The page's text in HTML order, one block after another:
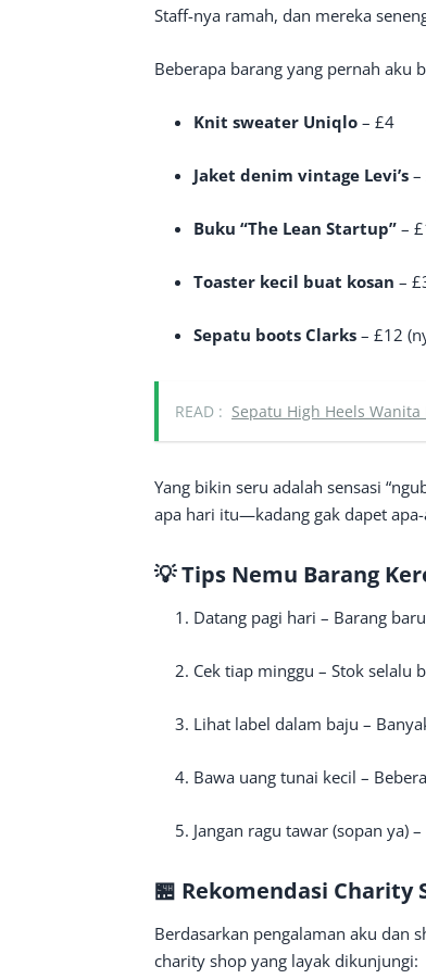
Staff-nya ramah, dan mereka
Beberapa barang yang pernah aku
Knit sweater Uniqlo – £4
Jaket denim vintage Levi’s –
Buku “The Lean Startup” –
Toaster kecil buat kosan –
Sepatu boots Clarks – £12
READ : Sepatu High Heels
Yang bikin seru adalah sensasi
apa hari itu—kadang gak dapet
💡 Tips Nemu Barang
Datang pagi hari – Barang
Cek tiap minggu – Stok selalu
Lihat label dalam baju –
Bawa uang tunai kecil –
Jangan ragu tawar (sopan ya)
🏪 Rekomendasi Charity
Berdasarkan pengalaman aku dan
charity shop yang layak dikunjungi: